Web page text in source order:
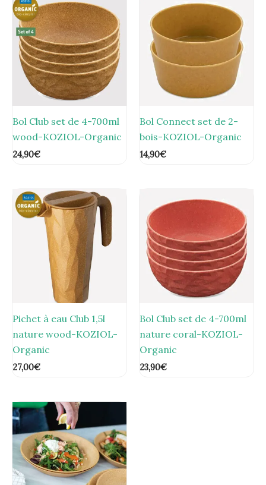
Bol Club set de 4-700ml
wood-KOZIOL-Organic
24,90€
Bol Connect set de 2-
bois-KOZIOL-Organic
14,90€
Pichet à eau Club 1,5l
nature wood-KOZIOL-
Organic
27,00€
Bol Club set de 4-700ml
nature coral-KOZIOL-
Organic
23,90€